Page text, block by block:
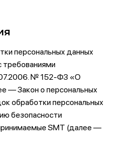
персональных данных
требованиями
№ 152-ФЗ «О
— Закон о персональных
обработки персональных
безопасности
SMT (далее —